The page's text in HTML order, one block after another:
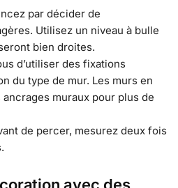
par décider de
Utilisez un niveau à bulle
bien droites.
d’utiliser des fixations
du type de mur. Les murs en
muraux pour plus de
de percer, mesurez deux fois